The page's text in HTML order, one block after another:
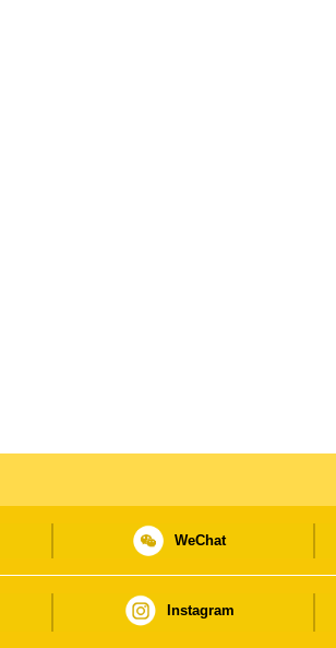
WeChat
Instagram